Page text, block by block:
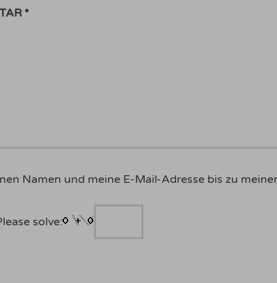
Namen und meine E-Mail-Adresse bis zu
solve: